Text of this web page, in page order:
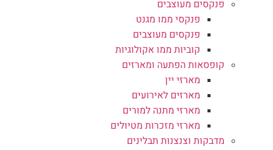
פנקסים מעוצבים
פנקסי ממו מגנט
פנקסים מעוצבים
קוביות ממו אקולוגיות
קופסאות הפתעה ומארזים
מארזי יין
מארזים לאירועים
מארזי מתנה למורים
מארזי מזכרות מטיולים
מדבקות וצנצנות תבלינים